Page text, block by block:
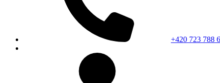
+420 723 788